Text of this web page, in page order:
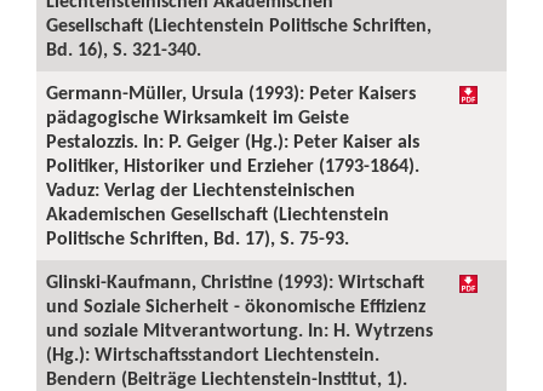
Gesellschaft (Liechtenstein Politische Schriften,
Bd. 16), S. 321-340.
Germann-Müller, Ursula (1993): Peter Kaisers
pädagogische Wirksamkeit im Geiste
Pestalozzis. In: P. Geiger (Hg.): Peter Kaiser als
Politiker, Historiker und Erzieher (1793-1864).
Vaduz: Verlag der Liechtensteinischen
Akademischen Gesellschaft (Liechtenstein
Politische Schriften, Bd. 17), S. 75-93.
Glinski-Kaufmann, Christine (1993): Wirtschaft
und Soziale Sicherheit - ökonomische Effizienz
und soziale Mitverantwortung. In: H. Wytrzens
(Hg.): Wirtschaftsstandort Liechtenstein.
Bendern (Beiträge Liechtenstein-Institut, 1).